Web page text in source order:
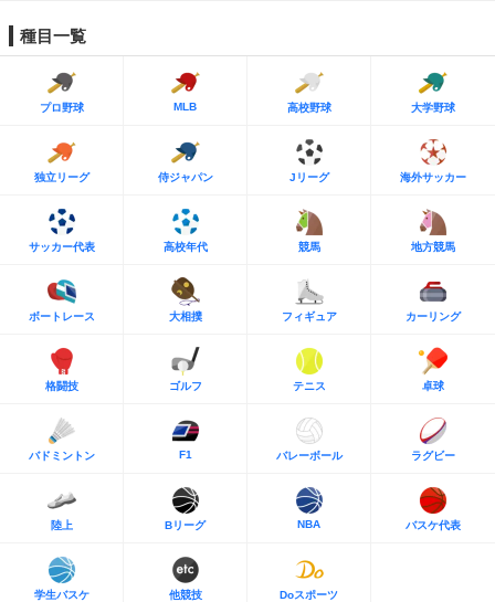
種目一覧
プロ野球 MLB 高校野球 大学野球
独立リーグ 侍ジャパン Jリーグ 海外サッカー
サッカー代表 高校年代 競馬 地方競馬
ボートレース 大相撲 フィギュア カーリング
格闘技 ゴルフ テニス 卓球
バドミントン F1 バレーボール ラグビー
陸上 Bリーグ NBA バスケ代表
学生バスケ 他競技 Doスポーツ